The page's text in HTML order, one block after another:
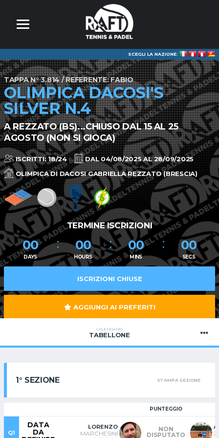
SCEGLI LA NAZIONE:
TAPPA N° 3.814 / REFERENTE: FABIO
OLIMPICA DACOSI'S
SILVER N.4
A REZZATO (BS)...CHIUSO DAL 15 AL 25
AGOSTO (NON SI GIOCA)
ISCRITTI: 18/24
DAL 04/08/2025 AL 28/09/2025
OLIMPICA DI DACOSI GABRIELLA REZZATO (BRESCIA)
TERMINE ISCRIZIONI
00
DAYS
00
HOURS
00
MINS
00
SECS
ISCRIZIONI CHIUSE
AGGIUNGI AI PREFERITI
CALENDARIO
TABELLONE
1° SEZIONE STAMPA SEZIONE
PUNTEGGIO
Q1
DATA
DA
LORENZO
MARCHESINI
NON
DISPUTATO